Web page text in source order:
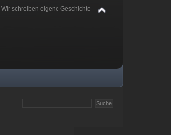
Wir schreiben eigene Geschichte